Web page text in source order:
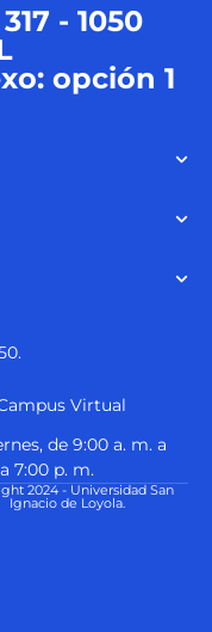
- 1050
opción 1
Virtual
de 9:00 a. m. a
7:00 p. m.
2024 - Universidad San
Ignacio de Loyola.